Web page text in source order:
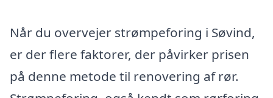
Når du overvejer strømpeforing i Søvind,
er der flere faktorer, der påvirker prisen
på denne metode til renovering af rør.